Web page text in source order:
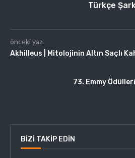
Türkçe
önceki yazı
Akhilleus | Mitolojinin Altın Saçlı
73. Emmy
BIZI TAKIP EDIN